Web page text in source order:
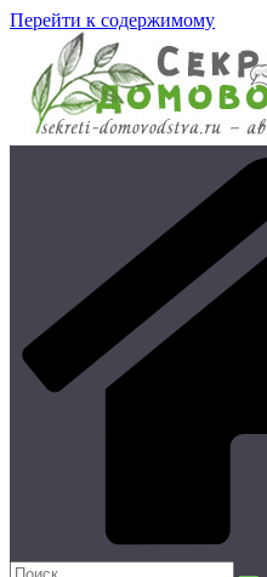
Перейти к содержимому